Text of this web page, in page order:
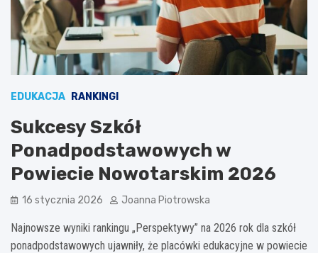
EDUKACJA RANKINGI
Sukcesy Szkół
Ponadpodstawowych w
Powiecie Nowotarskim 2026
16 stycznia 2026 Joanna Piotrowska
Najnowsze wyniki rankingu „Perspektywy” na 2026 rok dla szkół
ponadpodstawowych ujawniły, że placówki edukacyjne w powiecie